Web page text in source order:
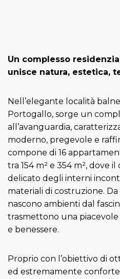
Un complesso
unisce natura, estetica,
Nell’elegante località
Portogallo, sorge un
all’avanguardia,
moderno, pregevole e
compone di 16
tra 154 m² e 354 m², dove
delicato degli interni
materiali di costruzione.
nascono ambienti dal
trasmettono una
e benessere.
Proprio con l’obiettivo di
ed estremamente